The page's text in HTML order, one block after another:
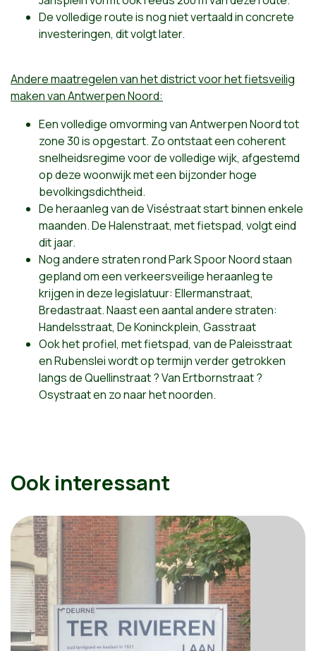
De volledige route is nog niet vertaald in concrete
investeringen, dit volgt later.
Andere maatregelen van het district voor het fietsveilig
maken van Antwerpen Noord:
Een volledige omvorming van Antwerpen Noord tot
zone 30 is opgestart. Zo ontstaat een coherent
snelheidsregime voor de volledige wijk, afgestemd
op deze woonwijk met een bijzonder hoge
bevolkingsdichtheid.
De heraanleg van de Viséstraat start binnen enkele
maanden. De Halenstraat, met fietspad, volgt eind
dit jaar.
Nog andere straten rond Park Spoor Noord staan
gepland om een verkeersveilige heraanleg te
krijgen in deze legislatuur: Ellermanstraat,
Bredastraat. Naast een aantal andere straten:
Handelsstraat, De Koninckplein, Gasstraat
Ook het profiel, met fietspad, van de Paleisstraat
en Rubenslei wordt op termijn verder getrokken
langs de Quellinstraat ? Van Ertbornstraat ?
Osystraat en zo naar het noorden.
Ook interessant